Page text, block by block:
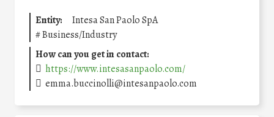
Entity:
Intesa San Paolo SpA
#Business/Industry
How can you get in contact:
https://www.intesasanpaolo.com/
emma.buccinolli@intesanpaolo.com